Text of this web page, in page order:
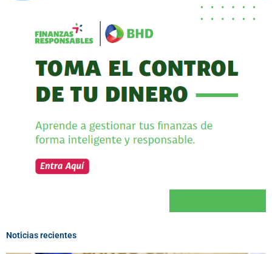
Noticias recientes